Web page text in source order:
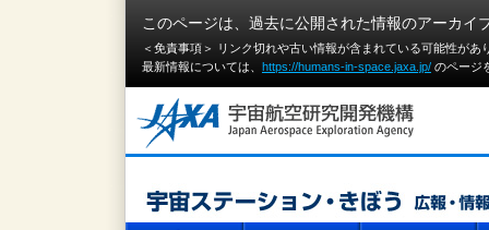
このページは、過去に公開された情報のアーカイ
＜免責事項＞ リンク切れや古い情報が含まれている可能性が
最新情報については、 https://humans-in-space.jaxa.jp/ のページ